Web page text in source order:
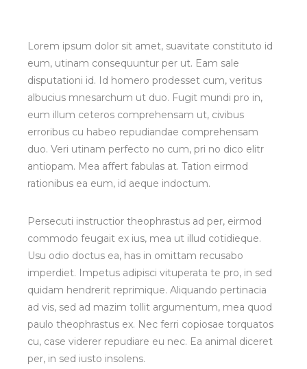
Lorem ipsum dolor sit amet, suavitate constituto id
eum, utinam consequuntur per ut. Eam sale
disputationi id. Id homero prodesset cum, veritus
albucius mnesarchum ut duo. Fugit mundi pro in,
eum illum ceteros comprehensam ut, civibus
erroribus cu habeo repudiandae comprehensam
duo. Veri utinam perfecto no cum, pri no dico elitr
antiopam. Mea affert fabulas at. Tation eirmod
rationibus ea eum, id aeque indoctum.
Persecuti instructior theophrastus ad per, eirmod
commodo feugait ex ius, mea ut illud cotidieque.
Usu odio doctus ea, has in omittam recusabo
imperdiet. Impetus adipisci vituperata te pro, in sed
quidam hendrerit reprimique. Aliquando pertinacia
ad vis, sed ad mazim tollit argumentum, mea quod
paulo theophrastus ex. Nec ferri copiosae torquatos
cu, case viderer repudiare eu nec. Ea animal diceret
per, in sed iusto insolens.